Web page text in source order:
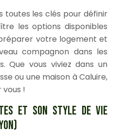
toutes les clés pour définir
les options disponibles
votre logement et
compagnon dans les
Que vous viviez dans un
ou une maison à Caluire,
!
ET SON STYLE DE VIE